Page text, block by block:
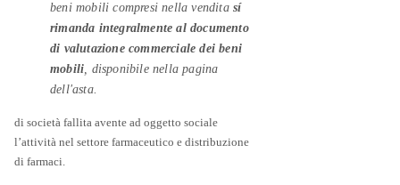
beni mobili compresi nella vendita sí
rimanda integralmente al documento
di valutazione commerciale dei beni
mobili, disponibile nella pagina
dell'asta.
di società fallita avente ad oggetto sociale
l’attività nel settore farmaceutico e distribuzione
di farmaci.